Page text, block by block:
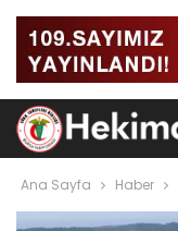
Ana Sayfa Haber